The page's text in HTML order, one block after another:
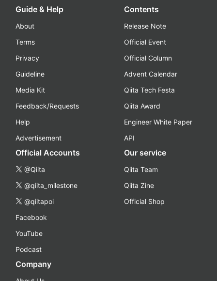
Guide & Help
About
Terms
Privacy
Guideline
Media Kit
Feedback/Requests
Help
Advertisement
Contents
Release Note
Official Event
Official Column
Advent Calendar
Qiita Tech Festa
Qiita Award
Engineer White Paper
API
Official Accounts
@Qiita
@qiita_milestone
@qiitapoi
Facebook
YouTube
Podcast
Our service
Qiita Team
Qiita Zine
Official Shop
Company